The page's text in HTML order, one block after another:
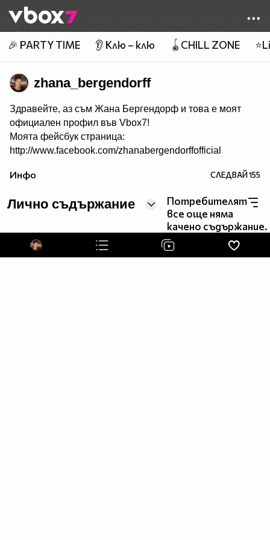
👾
🎉 PARTY TIME 👂 Клю – клю 🪀CHILL ZONE
zhana_bergendorff
Здравейте, аз съм Жана Бергендорф и това е моят
официален профил във Vbox7!
Моята фейсбук страница:
http://www.facebook.com/zhanabergendorffofficial
Инфо СЛЕДВАЙ155
Лично съдържание
Потребителят
все още няма
качено съдържание.